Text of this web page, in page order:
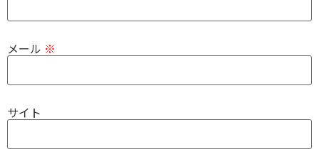
メール ※
サイト